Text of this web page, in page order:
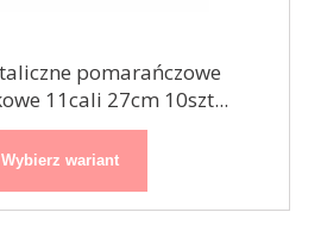
pomarańczowe
11cali 27cm 10szt...
Wybierz wariant